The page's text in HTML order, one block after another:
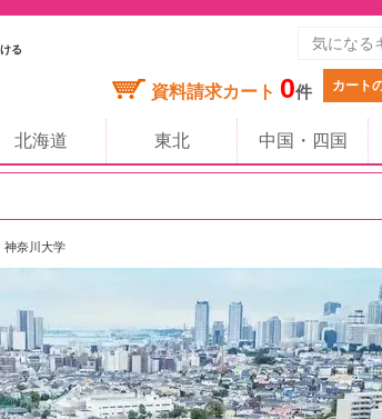
る
資料請求カート 0件 カート
北海道 東北 中国・四国
神奈川大学